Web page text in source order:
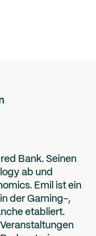
Bank. Seinen
ab und
Emil ist ein
der Gaming-,
etabliert.